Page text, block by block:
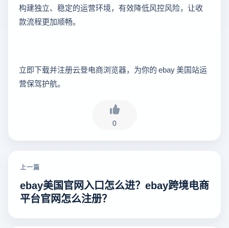
构建独立、稳定的运营环境，有效降低风控风险，让收
款流程更加顺畅。
立即下载并注册云登电商浏览器，为你的 ebay 美国站运
营保驾护航。
0
上一篇
ebay美国官网入口怎么进？ebay跨境电商
平台官网怎么注册？